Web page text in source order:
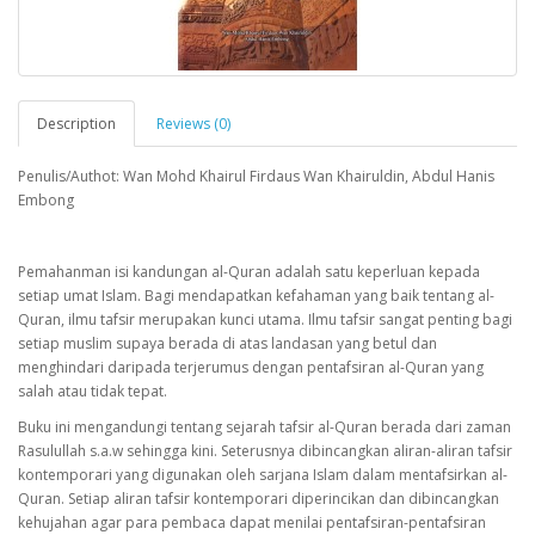
Description Reviews (0)
Penulis/Authot: Wan Mohd Khairul Firdaus Wan Khairuldin, Abdul Hanis
Embong
Pemahanman isi kandungan al-Quran adalah satu keperluan kepada
setiap umat Islam. Bagi mendapatkan kefahaman yang baik tentang al-
Quran, ilmu tafsir merupakan kunci utama. Ilmu tafsir sangat penting bagi
setiap muslim supaya berada di atas landasan yang betul dan
menghindari daripada terjerumus dengan pentafsiran al-Quran yang
salah atau tidak tepat.
Buku ini mengandungi tentang sejarah tafsir al-Quran berada dari zaman
Rasulullah s.a.w sehingga kini. Seterusnya dibincangkan aliran-aliran tafsir
kontemporari yang digunakan oleh sarjana Islam dalam mentafsirkan al-
Quran. Setiap aliran tafsir kontemporari diperincikan dan dibincangkan
kehujahan agar para pembaca dapat menilai pentafsiran-pentafsiran